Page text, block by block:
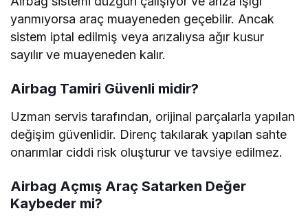
yanmıyorsa araç muayeneden geçebilir. Ancak
sistem iptal edilmiş veya arızalıysa ağır kusur
sayılır ve muayeneden kalır.
Airbag Tamiri Güvenli midir?
Uzman servis tarafından, orijinal parçalarla yapılan
değişim güvenlidir. Direnç takılarak yapılan sahte
onarımlar ciddi risk oluşturur ve tavsiye edilmez.
Airbag Açmış Araç Satarken Değer
Kaybeder mi?